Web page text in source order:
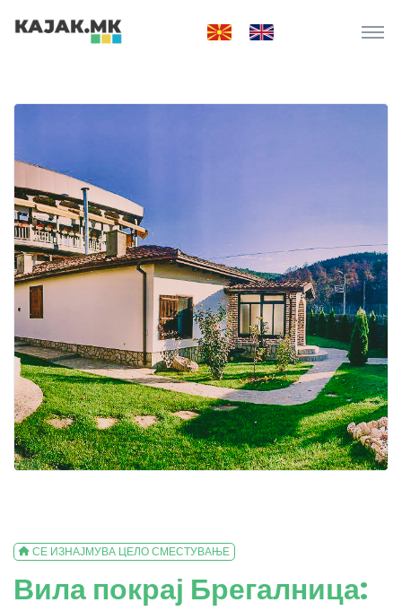
СЕ ИЗНАЈМУВА ЦЕЛО СМЕСТУВАЊЕ
Вила покрај Брегалница: